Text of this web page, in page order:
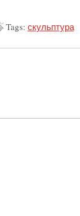
Tags: скульптура